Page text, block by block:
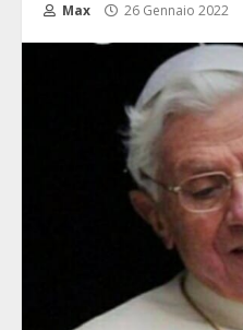
Max 26 Gennaio 2022